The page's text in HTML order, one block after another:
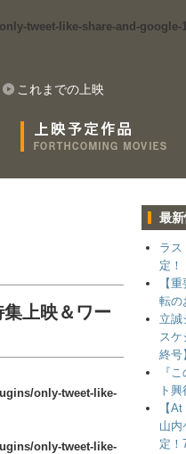
tweet-like-share-and-google-
これまでの上映
上映＆ワー
only-tweet-like-
only-tweet-like-
最
ラス
定！
【
転の
立誠
ス
終号】
『
ト
【
山内
定！